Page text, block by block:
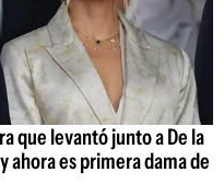
que levantó junto a De la
ahora es primera dama de